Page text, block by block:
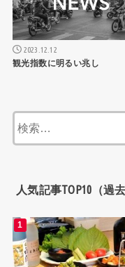
2023.12.12
観光指数に明るい兆し
人気記事TOP10（過去